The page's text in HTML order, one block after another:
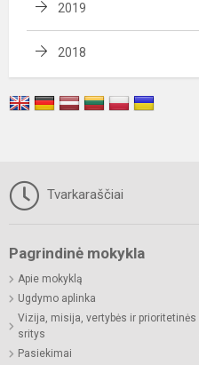
2019
2018
Tvarkaraščiai
Pagrindinė mokykla
Apie mokyklą
Ugdymo aplinka
Vizija, misija, vertybės ir prioritetinės
sritys
Pasiekimai